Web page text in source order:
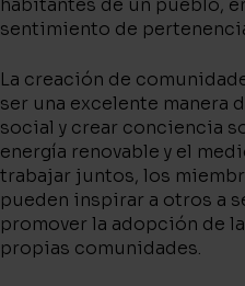
habitantes de un pueblo,
sentimiento de
La creación de
ser una excelente manera
social y crear conciencia
energía renovable y el
trabajar juntos, los
pueden inspirar a otros a
promover la adopción de
propias comunidades.